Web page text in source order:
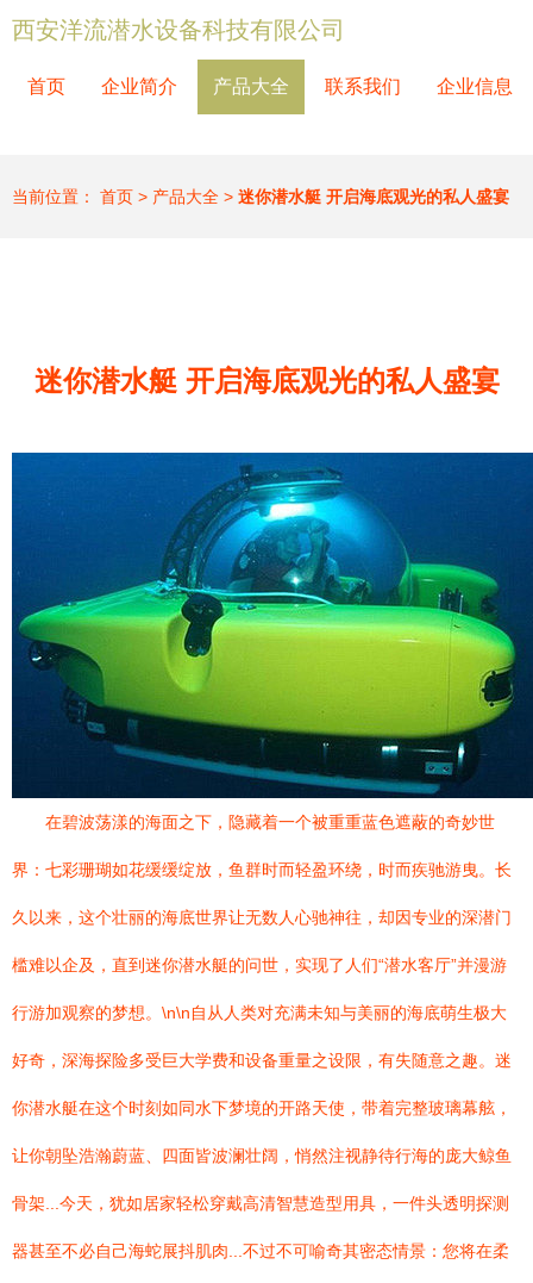
西安洋流潜水设备科技有限公司
首页 企业简介 产品大全 联系我们 企业信息
当前位置： 首页 > 产品大全 > 迷你潜水艇 开启海底观光的私人盛宴
迷你潜水艇 开启海底观光的私人盛宴
在碧波荡漾的海面之下，隐藏着一个被重重蓝色遮蔽的奇妙世
界：七彩珊瑚如花缓缓绽放，鱼群时而轻盈环绕，时而疾驰游曳。长
久以来，这个壮丽的海底世界让无数人心驰神往，却因专业的深潜门
槛难以企及，直到迷你潜水艇的问世，实现了人们“潜水客厅”并漫游
行游加观察的梦想。\n\n自从人类对充满未知与美丽的海底萌生极大
好奇，深海探险多受巨大学费和设备重量之设限，有失随意之趣。迷
你潜水艇在这个时刻如同水下梦境的开路天使，带着完整玻璃幕舷，
让你朝坠浩瀚蔚蓝、四面皆波澜壮阔，悄然注视静待行海的庞大鲸鱼
骨架...今天，犹如居家轻松穿戴高清智慧造型用具，一件头透明探测
器甚至不必自己海蛇展抖肌肉...不过不可喻奇其密态情景：您将在柔